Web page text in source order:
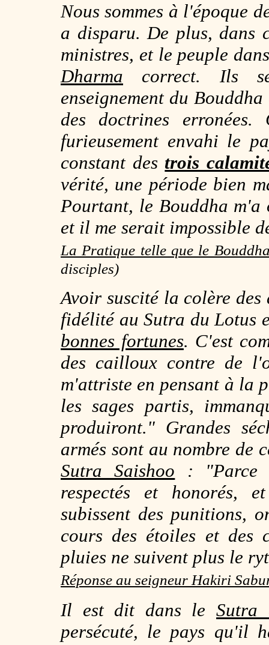
Nous sommes à l'époque
a disparu. De plus, dans
ministres, et le peuple
Dharma correct. Ils
enseignement du
des doctrines
furieusement envahi le
constant des trois
vérité, une période bien
Pourtant, le Bouddha m'a
et il me serait impossible
La Pratique telle que le
disciples)
Avoir suscité la colère
fidélité auSutra du Lotus
bonnes fortunes. C'est
des cailloux contre de
m'attriste en pensant à la
les sages partis,
produiront." Grandes
armés sont au nombre de
Sutra Saishoo : "Parce
respectés et honorés,
subissent des punitions,
cours des étoiles et des
pluies ne suivent plus le
Réponse au seigneur Hakiri
Il est dit dans leSutra
persécuté, le pays qu'il